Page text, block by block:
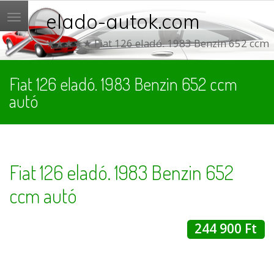
Menü elado-autok.com
★★★★★ Fiat 126 eladó. 1983 Benzin 652 ccm
Fiat 126 eladó. 1983 Benzin 652 ccm
autó
Fiat 126 eladó. 1983 Benzin 652
ccm autó
244 900 Ft